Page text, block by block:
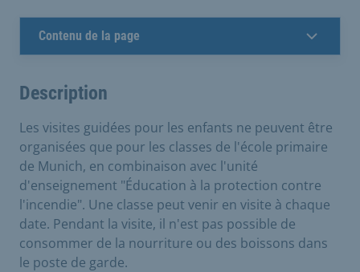
Contenu de la page
Description
Les visites guidées pour les enfants ne peuvent être
organisées que pour les classes de l'école primaire
de Munich, en combinaison avec l'unité
d'enseignement "Éducation à la protection contre
l'incendie". Une classe peut venir en visite à chaque
date. Pendant la visite, il n'est pas possible de
consommer de la nourriture ou des boissons dans
le poste de garde.